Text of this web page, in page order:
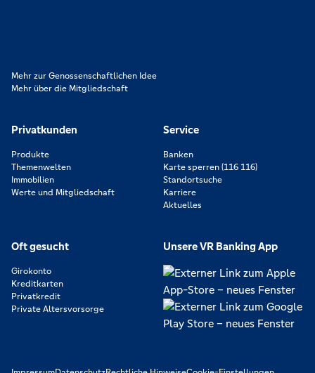
Mehr zur Genossenschaftlichen Idee
Mehr über die Mitgliedschaft
Privatkunden
Produkte
Themenwelten
Immobilien
Werte und Mitgliedschaft
Service
Banken
Karte sperren (116 116)
Standortsuche
Karriere
Aktuelles
Oft gesucht
Girokonto
Kreditkarten
Privatkredit
Private Altersvorsorge
Unsere VR Banking App